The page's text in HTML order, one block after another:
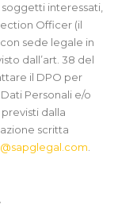
interessati,
Officer (il
con sede legale in
dall’art. 38 del
il DPO per
Personali e/o
dalla
scritta
.